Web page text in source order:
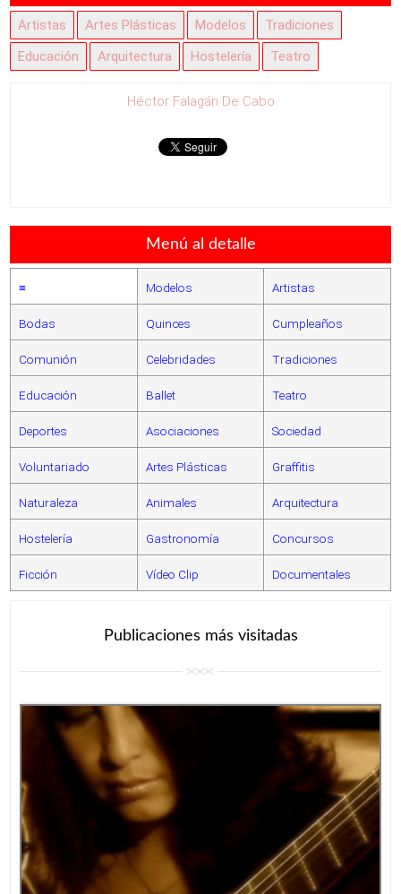
Artistas Artes Plásticas Modelos
Tradiciones
Educación
Arquitectura Hostelería Teatro
Héctor Falagán De Cabo
Menú al detalle
≡ Modelos Artistas
Bodas Quinces Cumpleaños
Comunión Celebridades Tradiciones
Educación Ballet Teatro
Deportes Asociaciones Sociedad
Voluntariado Artes Plásticas Graffitis
Naturaleza Animales Arquitectura
Hostelería Gastronomía Concursos
Ficción Vídeo Clip Documentales
Publicaciones más visitadas